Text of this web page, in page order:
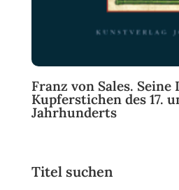
Franz von Sales.
Kupferstichen des 17.
Jahrhunderts
Titel suchen